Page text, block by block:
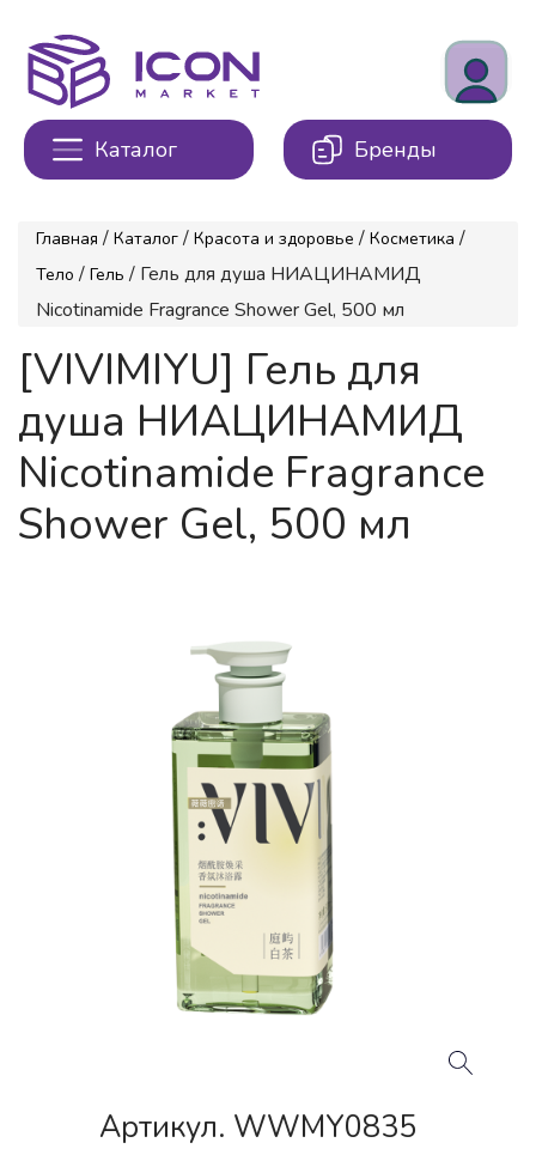
Каталог Бренды
Главная / Каталог / Красота и здоровье / Косметика /
Тело / Гель / Гель для душа НИАЦИНАМИД
Nicotinamide Fragrance Shower Gel, 500 мл
[VIVIMIYU] Гель для
душа НИАЦИНАМИД
Nicotinamide Fragrance
Shower Gel, 500 мл
Артикул. WWMY0835